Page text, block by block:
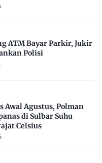
ATM Bayar Parkir, Jukir
Polisi
Awal Agustus, Polman
di Sulbar Suhu
Celsius